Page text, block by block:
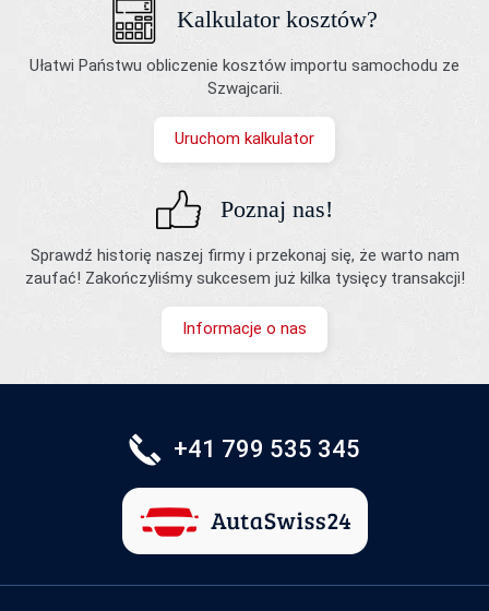
Kalkulator kosztów?
Ułatwi Państwu obliczenie kosztów importu samochodu ze
Szwajcarii.
Uruchom kalkulator
Poznaj nas!
Sprawdź historię naszej firmy i przekonaj się, że warto nam
zaufać! Zakończyliśmy sukcesem już kilka tysięcy transakcji!
Informacje o nas
+41 799 535 345